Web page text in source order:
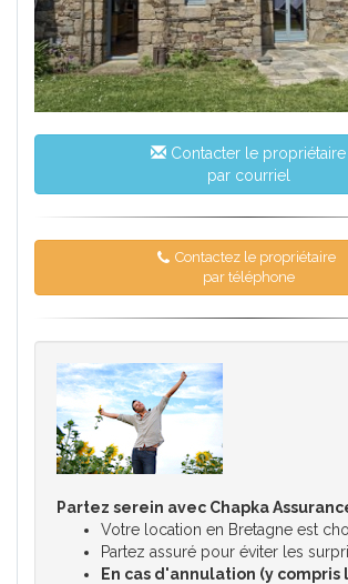
Contacter le propriétaire
par courriel
Contactez le propriétaire
par téléphone
Partez serein avec Chapka
Votre location en Bretagne est
Partez assuré pour éviter les
En cas d'annulation (y compris